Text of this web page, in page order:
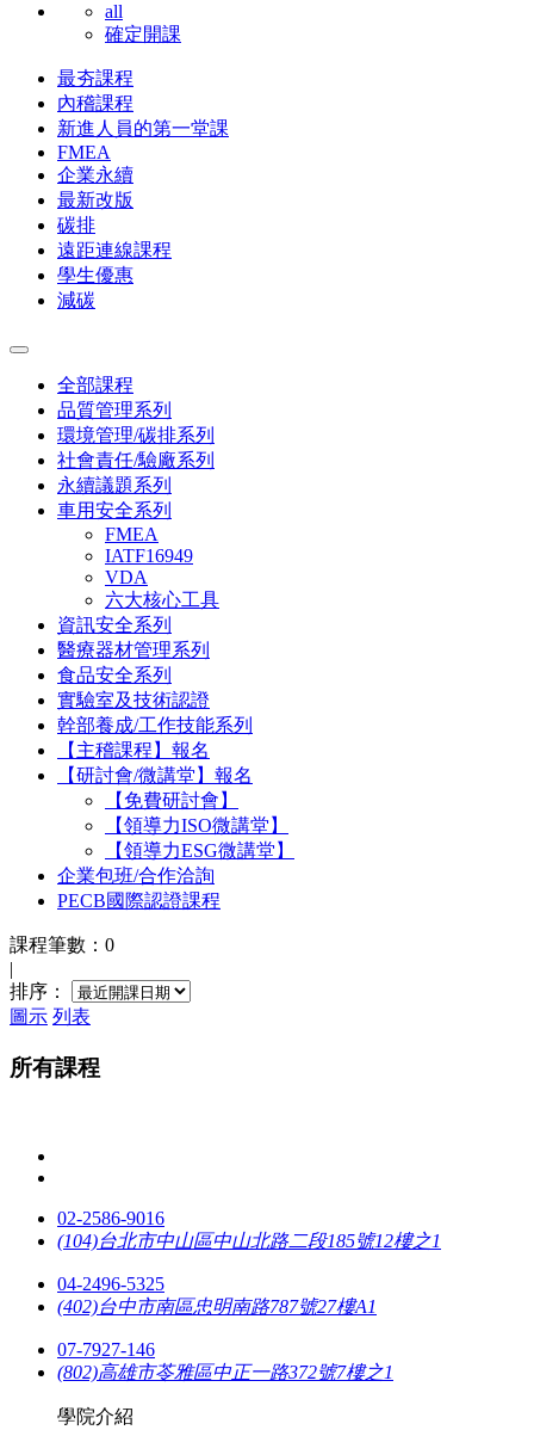
all
確定開課
最夯課程
內稽課程
新進人員的第一堂課
FMEA
企業永續
最新改版
碳排
遠距連線課程
學生優惠
減碳
全部課程
品質管理系列
環境管理/碳排系列
社會責任/驗廠系列
永續議題系列
車用安全系列
FMEA
IATF16949
VDA
六大核心工具
資訊安全系列
醫療器材管理系列
食品安全系列
實驗室及技術認證
幹部養成/工作技能系列
【主稽課程】報名
【研討會/微講堂】報名
【免費研討會】
【領導力ISO微講堂】
【領導力ESG微講堂】
企業包班/合作洽詢
PECB國際認證課程
課程筆數：0
|
排序：
圖示 列表
所有課程
02-2586-9016
(104)台北市中山區中山北路二段185號12樓之1
04-2496-5325
(402)台中市南區忠明南路787號27樓A1
07-7927-146
(802)高雄市苓雅區中正一路372號7樓之1
學院介紹